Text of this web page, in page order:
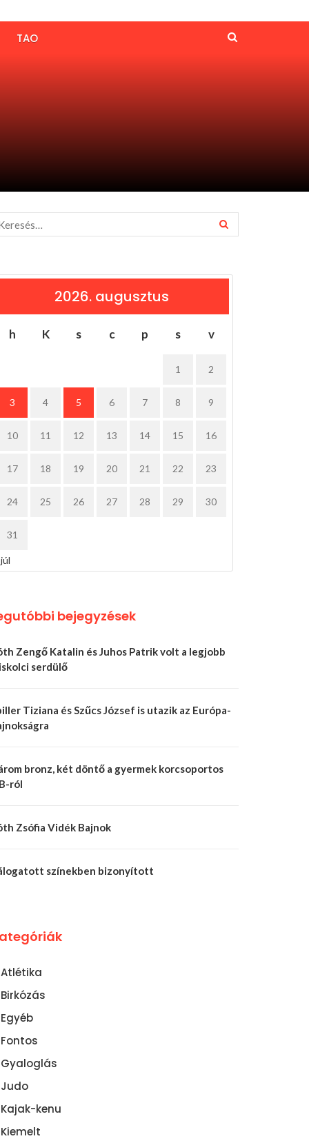
TAO
2026. augusztus
h K s c p s v
1 2
3 4 5 6 7 8 9
10 11 12 13 14 15 16
17 18 19 20 21 22 23
24 25 26 27 28 29 30
31
bejegyzések
Zengő Katalin és Juhos Patrik volt a legjobb
serdülő
Tiziana és Szűcs József is utazik az Európa-
bronz, két döntő a gyermek korcsoportos
ról
Zsófia Vidék Bajnok
színekben bizonyított
Atlétika
Birkózás
Egyéb
Fontos
Gyaloglás
Judo
Kajak-kenu
Kiemelt